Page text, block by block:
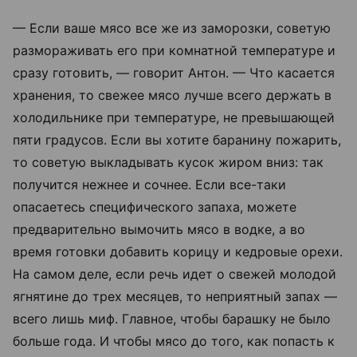
— Если ваше мясо все же из заморозки, советую
размораживать его при комнатной температуре и
сразу готовить, — говорит Антон. — Что касается
хранения, то свежее мясо лучше всего держать в
холодильнике при температуре, не превышающей
пяти градусов. Если вы хотите баранину пожарить,
то советую выкладывать кусок жиром вниз: так
получится нежнее и сочнее. Если все-таки
опасаетесь специфического запаха, можете
предварительно вымочить мясо в водке, а во
время готовки добавить корицу и кедровые орехи.
На самом деле, если речь идет о свежей молодой
ягнятине до трех месяцев, то неприятный запах —
всего лишь миф. Главное, чтобы барашку не было
больше года. И чтобы мясо до того, как попасть к